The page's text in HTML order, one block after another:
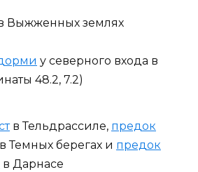
Выжженных землях
у северного входа в
48.2, 7.2)
в Тельдрассиле, предок
в Темных берегах и предок
в Дарнасе